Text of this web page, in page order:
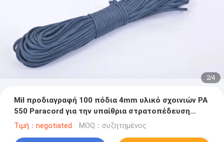
2/4
Mil προδιαγραφή 100 πόδια 4mm υλικό σχοινιών PA
550 Paracord για την υπαίθρια στρατοπέδευση
πεζοπορίας
Τιμή：negotiated MOQ：συζητημένος